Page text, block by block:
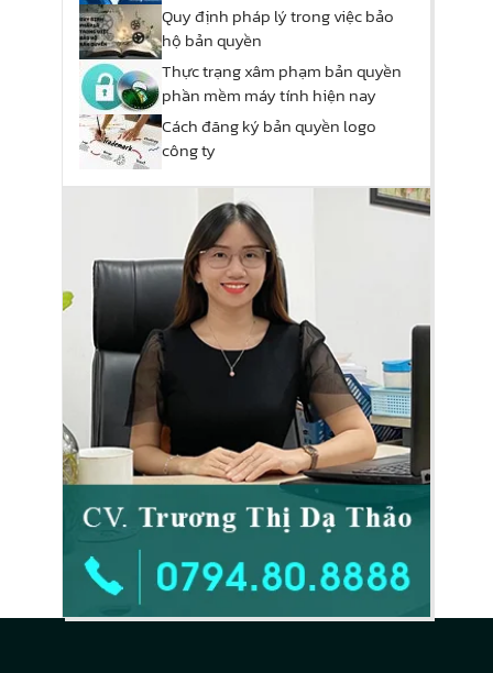
Quy định pháp lý trong việc bảo
hộ bản quyền
Thực trạng xâm phạm bản quyền
phần mềm máy tính hiện nay
Cách đăng ký bản quyền logo
công ty